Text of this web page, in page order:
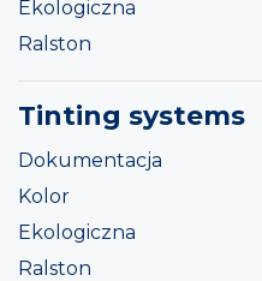
Ekologiczna
Ralston
Tinting systems
Dokumentacja
Kolor
Ekologiczna
Ralston